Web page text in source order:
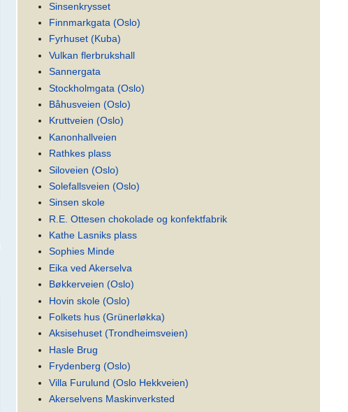
Sinsenkrysset
Finnmarkgata (Oslo)
Fyrhuset (Kuba)
Vulkan flerbrukshall
Sannergata
Stockholmgata (Oslo)
Båhusveien (Oslo)
Kruttveien (Oslo)
Kanonhallveien
Rathkes plass
Siloveien (Oslo)
Solefallsveien (Oslo)
Sinsen skole
R.E. Ottesen chokolade og konfektfabrik
Kathe Lasniks plass
Sophies Minde
Eika ved Akerselva
Bøkkerveien (Oslo)
Hovin skole (Oslo)
Folkets hus (Grünerløkka)
Aksisehuset (Trondheimsveien)
Hasle Brug
Frydenberg (Oslo)
Villa Furulund (Oslo Hekkveien)
Akerselvens Maskinverksted